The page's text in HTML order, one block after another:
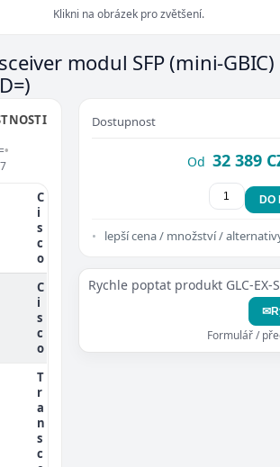
Klikni na obrázek pro zvětšení.
modul SFP (mini-GBIC)
•
C
i
s
c
o
C
i
s
c
o
T
r
a
n
s
c
Dostupnost
Od 32 389
DO
lepší cena / množství /
Rychle poptat produkt GLC-EX-
✉
Formulář /